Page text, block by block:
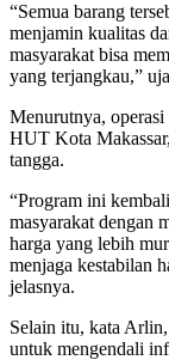
“Semua barang
menjamin kualitas
masyarakat bisa
yang terjangkau,”
Menurutnya,
HUT Kota
tangga.
“Program ini
masyarakat dengan
harga yang lebih
menjaga kestabilan
jelasnya.
Selain itu, kata
untuk mengendali